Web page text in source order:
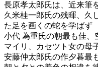
長原孝太郎氏は、近来筆
久米桂一郎氏の残暉、久
た足を画くの蛇を学ばず
小代 為重氏の朝最も佳、
マイリ、カセツト女の母
安藤仲太郎氏の作夕暮最